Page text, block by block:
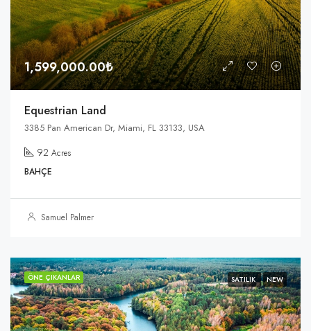
1,599,000.00₺
Equestrian Land
3385 Pan American Dr, Miami, FL 33133, USA
92 Acres
BAHÇE
Samuel Palmer
ÖNE ÇIKANLAR SATILIK NEW